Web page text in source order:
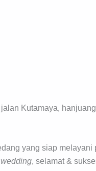
Kutamaya,
yang siap melayani
, selamat &